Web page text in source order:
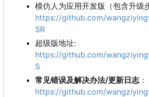
模仿人为应用开发版（包含升级
https://github.com/
SR
超级版地址:
https://github.com/
S
常见错误及解决办法/更新日志 ：
https://github.com/